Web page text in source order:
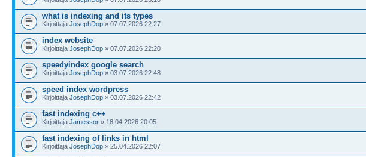
what is indexing and its types
Kirjoittaja JosephDop » 07.07.2026 22:27
index website
Kirjoittaja JosephDop » 07.07.2026 22:20
speedyindex google search
Kirjoittaja JosephDop » 03.07.2026 22:48
speed index wordpress
Kirjoittaja JosephDop » 03.07.2026 22:42
fast indexing c++
Kirjoittaja Jamessor » 18.04.2026 20:05
fast indexing of links in html
Kirjoittaja JosephDop » 25.04.2026 22:07